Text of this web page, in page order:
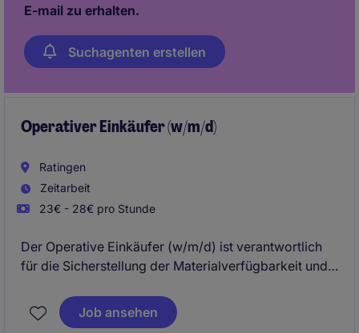
E-mail zu erhalten.
Suchagenten erstellen
Operativer Einkäufer (w/m/d)
Ratingen
Zeitarbeit
23€ - 28€ pro Stunde
Der Operative Einkäufer (w/m/d) ist verantwortlich
für die Sicherstellung der Materialverfügbarkeit und
Position im Bereich Beschaffung und Lieferkette
erfordert eine strukturierte Arbeitsweise und
Job ansehen